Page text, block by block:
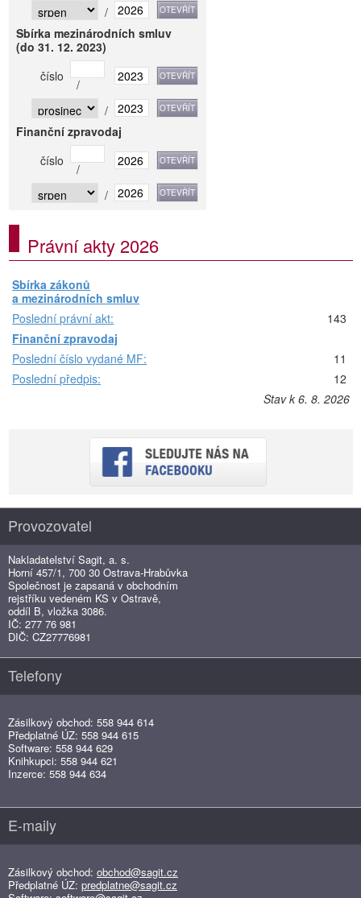
/
Sbírka mezinárodních smluv
(do 31. 12. 2023)
číslo
/
/
Finanční zpravodaj
číslo
/
/
Právní akty 2026
Sbírka zákonů
a mezinárodních smluv
Poslední právní akt:
143
Finanční zpravodaj
Poslední číslo vydané MF:
11
Poslední předpis:
12
Stav k 6. 8. 2026
Provozovatel
Nakladatelství Sagit, a. s.
Horní 457/1, 700 30 Ostrava-Hrabůvka
Společnost je zapsaná v obchodním
rejstříku vedeném KS v Ostravě,
oddíl B, vložka 3086.
IČ: 277 76 981
DIČ: CZ27776981
Telefony
Zásilkový obchod: 558 944 614
Předplatné ÚZ: 558 944 615
Software: 558 944 629
Knihkupci: 558 944 621
Inzerce: 558 944 634
E-maily
Zásilkový obchod: obchod@sagit.cz
Předplatné ÚZ: predplatne@sagit.cz